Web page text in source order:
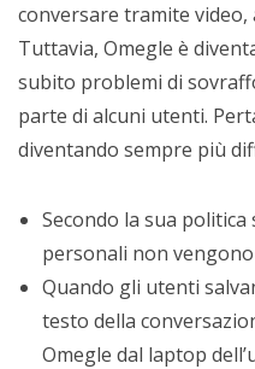
conversare tramite
Tuttavia, Omegle è
subito problemi di
parte di alcuni utenti.
diventando sempre più
Secondo la sua
personali non
Quando gli utenti
testo della
Omegle dal laptop